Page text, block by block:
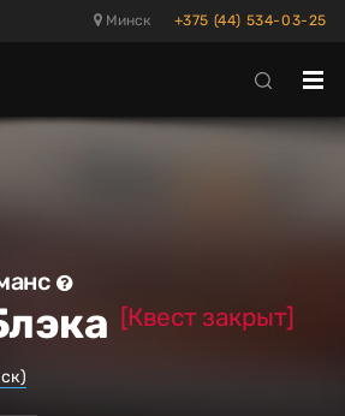
Минск +375 (44) 534-03-25
[Квест закрыт]